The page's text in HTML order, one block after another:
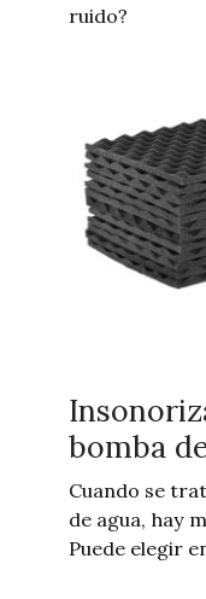
ruido?
bomba
Cuando se
de agua, hay
Puede elegir